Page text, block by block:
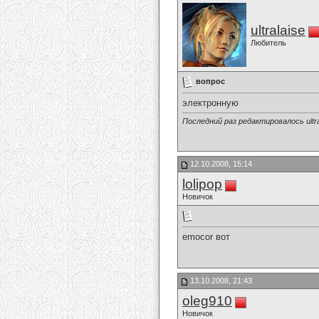
ultralaise
Любитель
вопрос
электронную
Последний раз редактировалось
12.10.2008, 15:14
lolipop
Новичок
emocor вот
13.10.2008, 21:43
oleg910
Новичок